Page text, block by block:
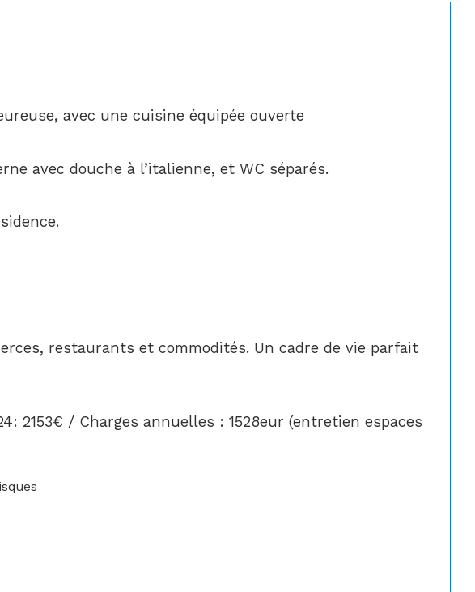
avec une cuisine équipée ouverte
avec douche à l’italienne, et WC séparés.
restaurants et commodités. Un cadre de vie parfait
2153€ / Charges annuelles : 1528eur (entretien espaces